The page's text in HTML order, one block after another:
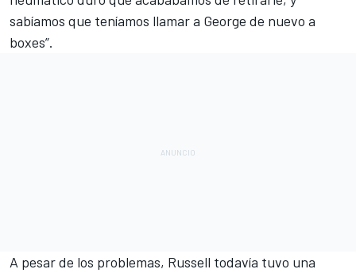
sabíamos que teníamos llamar a George de nuevo a
boxes”.
A pesar de los problemas, Russell todavía tuvo una